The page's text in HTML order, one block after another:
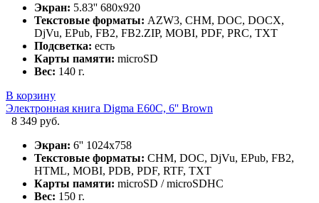
Экран: 5.83'' 680x920
Текстовые форматы: AZW3, CHM, DOC, DOCX,
DjVu, EPub, FB2, FB2.ZIP, MOBI, PDF, PRC, TXT
Подсветка: есть
Карты памяти: microSD
Вес: 140 г.
В корзину
Электронная книга Digma E60C, 6'' Brown
8 349 руб.
Экран: 6'' 1024x758
Текстовые форматы: CHM, DOC, DjVu, EPub, FB2,
HTML, MOBI, PDB, PDF, RTF, TXT
Карты памяти: microSD / microSDHC
Вес: 150 г.